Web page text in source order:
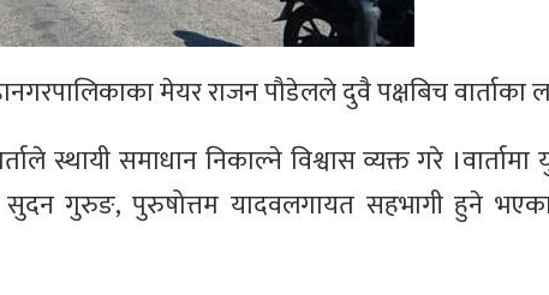
मेयर राजन पौडेलले दुवै पक्षबिच वार्ताका
स्थायी समाधान निकाल्ने विश्वास व्यक्त गरे
गुरुङ, पुरुषोत्तम यादवलगायत सहभागी हुने